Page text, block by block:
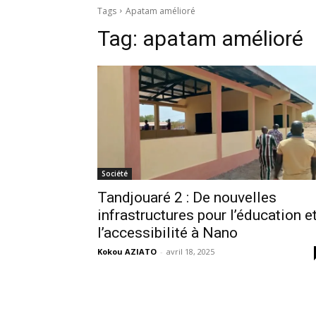
Tags Apatam amélioré
Tag: apatam amélioré
Société
Tandjouaré 2 : De nouvelles
infrastructures pour l’éducation
l’accessibilité à Nano
Kokou AZIATO - avril 18, 2025